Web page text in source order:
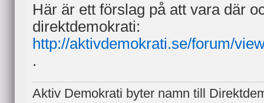
Här är ett förslag på att vara där
direktdemokrati:
http://aktivdemokrati.se/forum/
.
Aktiv Demokrati byter namn till